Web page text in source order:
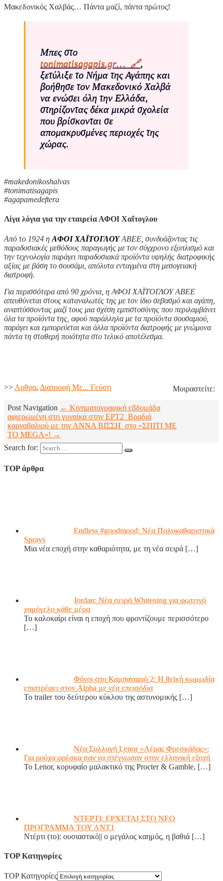
Μακεδονικός Χαλβάς… Πάντα μαζί, πάντα πρώτος!
Μπες στο
tonimatisagapis.gr… 🔗,
ξετύλιξε το Νήμα της Αγάπης και
βοήθησε τον Μακεδονικό Χαλβά
να ενώσει όλη την Ελλάδα,
στηρίζοντας δέκα μικρά σχολεία
που βρίσκονται σε
απομακρυσμένες περιοχές της
χώρας.
#makedonikoshalvas
#tonimatisagapis
#agapamedeftera
Λίγα λόγια για την εταιρεία ΑΦΟΙ Χαΐτογλου
Από το 1924 η ΑΦΟΙ ΧΑΪΤΟΓΛΟΥΑΒΕΕ, συνδυάζοντας τις
παραδοσιακές μεθόδους παραγωγής με τον σύγχρονο εξοπλισμό και
την τεχνολογία παράγει παραδοσιακά προϊόντα υψηλής διατροφικής
αξίας με βάση το σουσάμι, απόλυτα ενταγμένα στη μεσογειακή
διατροφή.
Για περισσότερα από 90 χρόνια, η ΑΦΟΙ ΧΑΪΤΟΓΛΟΥ ΑΒΕΕ
απευθύνεται στους καταναλωτές της με τον ίδιο σεβασμό και αγάπη,
αναπτύσσοντας μαζί τους μια σχέση εμπιστοσύνης που περιλαμβάνει
όλα τα προϊόντα της, αφού παράλληλα με τα προϊόντα σουσαμιού,
παράγει και εμπορεύεται και άλλα προϊόντα διατροφής με γνώμονα
πάντα τη σταθερή ποιότητα στο τελικό αποτέλεσμα.
Μοιραστείτε:
>> Aρθρα, Διατροφή Με... Γεύση
Post Navigation ← Κινηματογραφική εβδομάδα
αφιερωμένη στη γυναίκα στην ΕΡΤ2 Βραδιά
καρναβαλιού με την ΑΝΝΑ ΒΙΣΣΗ στο «ΣΠΙΤΙ ΜΕ
ΤΟ MEGA»! →
Search for:
TOP άρθρα
Endless #goodmood: Νέα Πολυκαθαριστικά
Sprays
Μια νέα εποχή στην καθαριότητα, με τη νέα σειρά […]
Jordan: Νέα σειρά Whitening για φωτεινό
χαμόγελο κάθε μέρα
Το καλοκαίρι είναι η εποχή που φροντίζουμε περισσότερο
[…]
Φόνοι στο Καμπαναριό 2: Η θεϊκή κωμωδία
επιστρέφει στον Alpha με νέα επεισόδια
Το trailer του δεύτερου κύκλου της αστυνομικής […]
Νέα Συλλογή Lenor «Αέρας Φρεσκάδας»:
Για ρούχα φρέσκα σαν να στέγνωσαν στην ελληνική εξοχή
Το Lenor, κορυφαίο μαλακτικό της Procter & Gamble, […]
ΝΤΕΡΤΙ: ΕΡΧΕΤΑΙ ΣΤΟ ΝΕΟ
ΠΡΟΓΡΑΜΜΑ ΤΟΥ ΑΝΤ1
Ντέρτι (το): ουσιαστικό|| ο μεγάλος καημός, η βαθιά […]
TOP Κατηγορίες
TOP Κατηγορίες